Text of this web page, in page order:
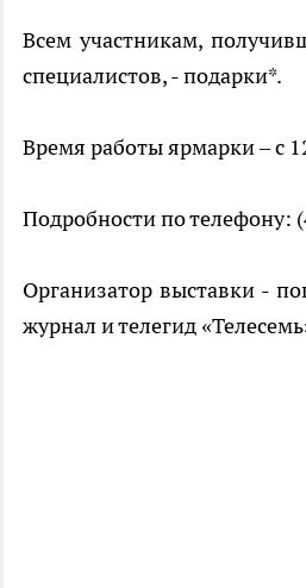
Всем участникам,
специалистов, - подарки*.
Время работы ярмарки – с
Подробности по телефону:
Организатор выставки -
журнал и телегид